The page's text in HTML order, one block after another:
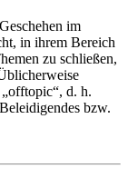
im
in ihrem Bereich
zu schließen,
d. h.
bzw.